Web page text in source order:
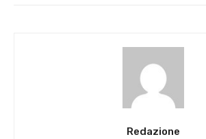
Redazione